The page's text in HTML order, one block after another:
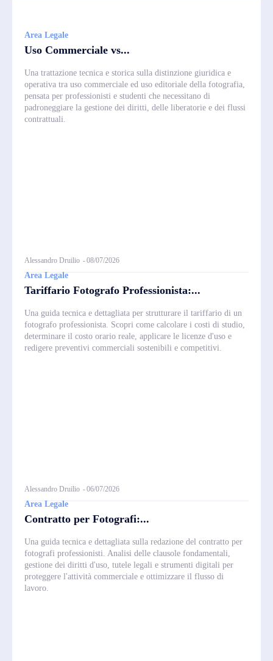
Area Legale
Uso Commerciale vs...
Una trattazione tecnica e storica sulla distinzione giuridica e
operativa tra uso commerciale ed uso editoriale della fotografia,
pensata per professionisti e studenti che necessitano di
padroneggiare la gestione dei diritti, delle liberatorie e dei flussi
contrattuali.
Alessandro Druilio -08/07/2026
Area Legale
Tariffario Fotografo Professionista:...
Una guida tecnica e dettagliata per strutturare il tariffario di un
fotografo professionista. Scopri come calcolare i costi di studio,
determinare il costo orario reale, applicare le licenze d'uso e
redigere preventivi commerciali sostenibili e competitivi.
Alessandro Druilio -06/07/2026
Area Legale
Contratto per Fotografi:...
Una guida tecnica e dettagliata sulla redazione del contratto per
fotografi professionisti. Analisi delle clausole fondamentali,
gestione dei diritti d'uso, tutele legali e strumenti digitali per
proteggere l'attività commerciale e ottimizzare il flusso di
lavoro.